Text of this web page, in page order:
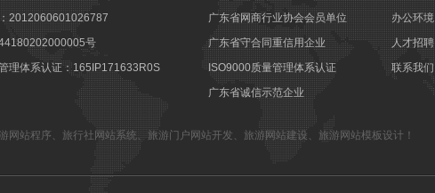
2012060601026787
号
理体系认证：165IP171633R0S
广东省网商行业协会会员单位
广东省守合同重信用企业
ISO9000质量管理体系认证
广东省诚信示范企业
办公环境
人才招聘
联系我们
网站程序 旅行社网站系统、 旅游门户网站开发 旅游网站建设 旅游网站模板设计 ！